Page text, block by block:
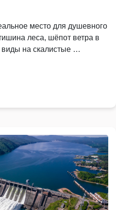
место для душевного
леса, шёпот ветра в
на скалистые …